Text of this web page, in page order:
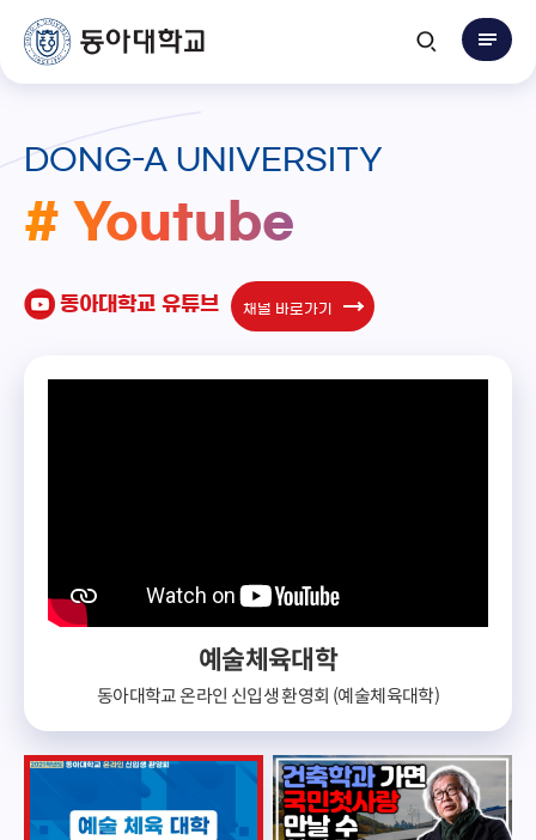
DONG-A UNIVERSITY
# Youtube
동아대학교 유튜브 채널 바로가기
예술체육대학
동아대학교 온라인 신입생 환영회 (예술체육대학)